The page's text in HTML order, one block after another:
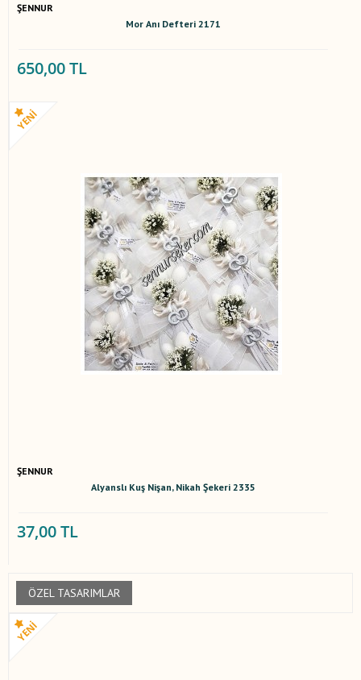
ŞENNUR
Mor Anı Defteri 2171
650,00 TL
ŞENNUR
Alyanslı Kuş Nişan, Nikah Şekeri 2335
37,00 TL
ÖZEL TASARIMLAR